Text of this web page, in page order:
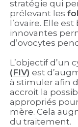
stratégie qui
prélevant les
l’ovaire. Elle
innovantes
d’ovocytes
L’objectif d’un
(FIV) est
à stimuler afin
accroit la
appropriés
mère. Cela
du traitement.